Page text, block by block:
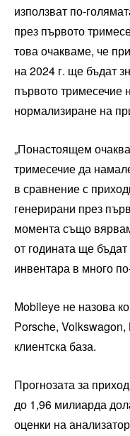
използват по-
през първото
това очакваме, че
на 2024 г. ще бъдат
първото тримесечие
нормализиране на
„Понастоящем
тримесечие да
в сравнение с
генерирани през
момента също
от годината ще
инвентара в много
Mobileye не назова
Porsche,
клиентска база.
Прогнозата за
до 1,96 милиарда
оценки на